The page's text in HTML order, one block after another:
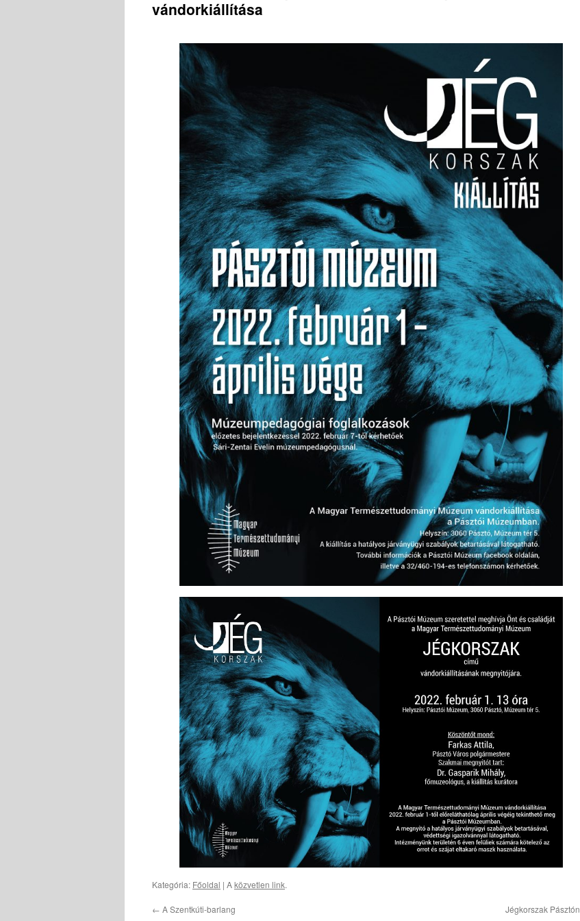
vándorkiállítása
Kategória: Főoldal | Aközvetlen link.
← A Szentkúti-barlang Jégkorszak Pásztón